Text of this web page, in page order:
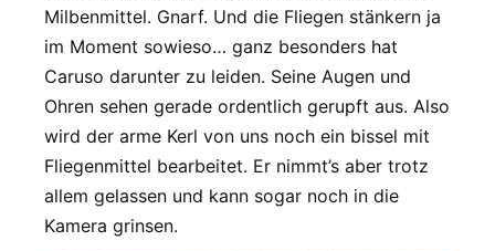
Milbenmittel. Gnarf. Und die Fliegen stänkern ja
im Moment sowieso… ganz besonders hat
Caruso darunter zu leiden. Seine Augen und
Ohren sehen gerade ordentlich gerupft aus. Also
wird der arme Kerl von uns noch ein bissel mit
Fliegenmittel bearbeitet. Er nimmt’s aber trotz
allem gelassen und kann sogar noch in die
Kamera grinsen.